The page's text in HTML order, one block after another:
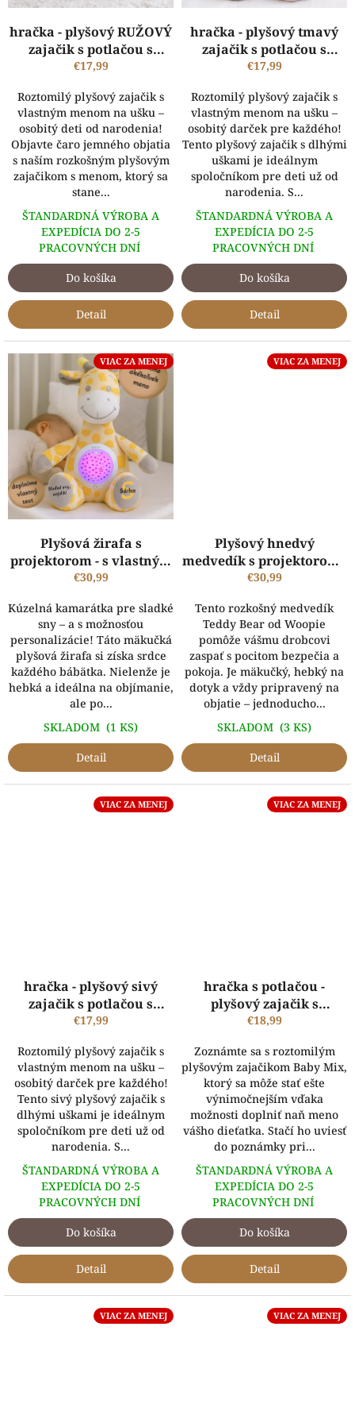
hračka - plyšový RUŽOVÝ
zajačik s potlačou s
vlastným menom
€17,99
Roztomilý plyšový zajačik s
vlastným menom na ušku –
osobitý deti od narodenia!
Objavte čaro jemného objatia
s naším rozkošným plyšovým
zajačikom s menom, ktorý sa
stane...
ŠTANDARDNÁ VÝROBA A
EXPEDÍCIA DO 2-5
PRACOVNÝCH DNÍ
Do košíka
Detail
hračka - plyšový tmavý
zajačik s potlačou s
vlastným menom
€17,99
Roztomilý plyšový zajačik s
vlastným menom na ušku –
osobitý darček pre každého!
Tento plyšový zajačik s dlhými
uškami je ideálnym
spoločníkom pre deti už od
narodenia. S...
ŠTANDARDNÁ VÝROBA A
EXPEDÍCIA DO 2-5
PRACOVNÝCH DNÍ
Do košíka
Detail
VIAC ZA MENEJ
Plyšová žirafa s
projektorom - s vlastným
menom a odkazom
€30,99
Kúzelná kamarátka pre sladké
sny – a s možnosťou
personalizácie! Táto mäkučká
plyšová žirafa si získa srdce
každého bábätka. Nielenže je
hebká a ideálna na objímanie,
ale po...
SKLADOM (1 KS)
Detail
VIAC ZA MENEJ
Plyšový hnedvý
medvedík s projektorom -
s vlastným menom a
€30,99
Tento rozkošný medvedík
Teddy Bear od Woopie
pomôže vášmu drobcovi
zaspať s pocitom bezpečia a
pokoja. Je mäkučký, hebký na
dotyk a vždy pripravený na
objatie – jednoducho...
SKLADOM (3 KS)
Detail
VIAC ZA MENEJ
hračka - plyšový sivý
zajačik s potlačou s
vlastným menom
€17,99
Roztomilý plyšový zajačik s
vlastným menom na ušku –
osobitý darček pre každého!
Tento sivý plyšový zajačik s
dlhými uškami je ideálnym
spoločníkom pre deti už od
narodenia. S...
ŠTANDARDNÁ VÝROBA A
EXPEDÍCIA DO 2-5
PRACOVNÝCH DNÍ
Do košíka
Detail
VIAC ZA MENEJ
hračka s potlačou -
plyšový zajačik s
vlastným menom
€18,99
Zoznámte sa s roztomilým
plyšovým zajačikom Baby Mix,
ktorý sa môže stať ešte
výnimočnejším vďaka
možnosti doplniť naň meno
vášho dieťatka. Stačí ho uviesť
do poznámky pri...
ŠTANDARDNÁ VÝROBA A
EXPEDÍCIA DO 2-5
PRACOVNÝCH DNÍ
Do košíka
Detail
VIAC ZA MENEJ VIAC ZA MENEJ